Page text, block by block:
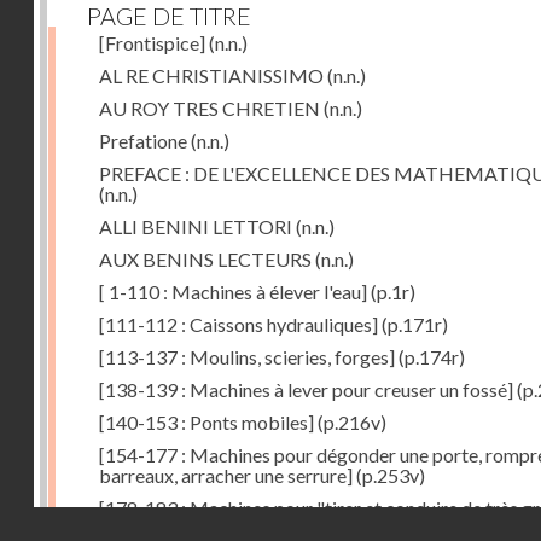
PAGE DE TITRE
[Frontispice](n.n.)
AL RE CHRISTIANISSIMO (n.n.)
AU ROY TRES CHRETIEN (n.n.)
Prefatione(n.n.)
PREFACE : DE L'EXCELLENCE DES
(n.n.)
ALLI BENINI LETTORI (n.n.)
AUX BENINS LECTEURS (n.n.)
[ 1-110 : Machines à élever l'eau](p.1r)
[111-112 : Caissons hydrauliques](p.171r)
[113-137 : Moulins, scieries, forges](p.174r)
[138-139 : Machines à lever pour creuser un fossé]
[140-153 : Ponts mobiles](p.216v)
[154-177 : Machines pour dégonder une porte,
barreaux, arracher une serrure](p.253v)
[178-183 : Machines pour "tirer et conduire de très